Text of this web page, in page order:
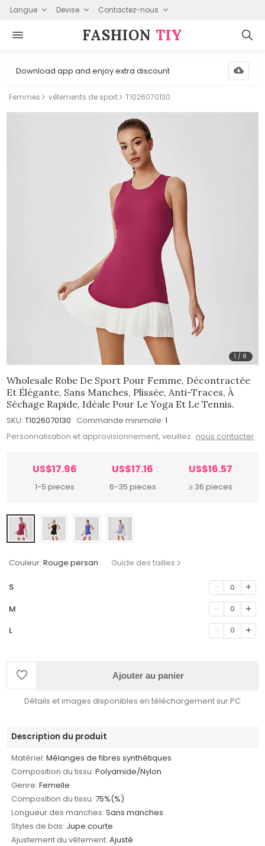
Langue Devise Contactez-nous
FASHION⁠ TIY
Download app and enjoy extra discount
Femmes vêtements de sport T1026070130
1 / 8
Wholesale Robe De Sport Pour Femme, Décontractée
Et Élégante, Sans Manches, Plissée, Anti-Traces, À
Séchage Rapide, Idéale Pour Le Yoga Et Le Tennis.
SKU: T1026070130 Commande minimale: 1
Personnalisation et approvisionnement, veuillez nous contacter
US$17.96
1-5 pieces
US$17.16
6-35 pieces
US$16.57
≥ 36 pieces
Couleur: Rouge persan Guide des tailles
S 0
M 0
L 0
Ajouter au panier
Détails et images disponibles en téléchargement sur PC
Description du produit
Matériel: Mélanges de fibres synthétiques
Composition du tissu: Polyamide/Nylon
Genre: Femelle
Composition du tissu: 75%(%)
Longueur des manches: Sans manches
Styles de bas: Jupe courte
Ajustement du vêtement: Ajusté